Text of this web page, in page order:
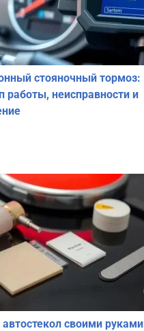
стояночный тормоз:
работы, неисправности и
своими